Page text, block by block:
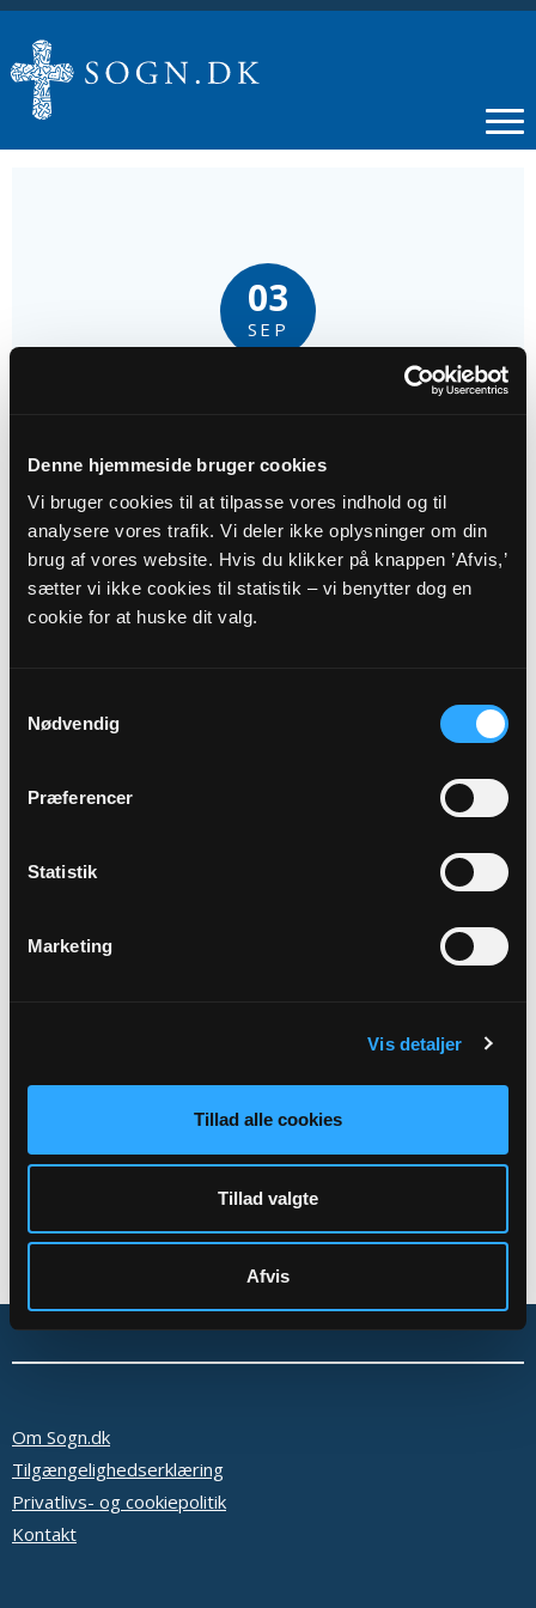
Denne hjemmeside bruger cookies
Vi bruger cookies til at tilpasse vores indhold og til
analysere vores trafik. Vi deler ikke oplysninger om din
brug af vores website. Hvis du klikker på knappen ’Afvis,’
sætter vi ikke cookies til statistik – vi benytter dog en
cookie for at huske dit valg.
Nødvendig
Præferencer
Statistik
Marketing
Vis detaljer
Tillad alle cookies
Tillad valgte
Afvis
03
SEP
Tidspunkt
kl. 10:00
Adresse
Helsinge Kirke,
Kirkegade 5,
Kom i godt humør - få en god start på dagen med sang fra
Højskolesangbogen! I lidt over en halv times boltrer vi os i
og organist Mirjam Lumholdt sidder ved det skønne flygel i
Link
https://www.helsingevalbykirker.dk/b/hojskolesang-
Tilbage
Om Sogn.dk
Tilgængelighedserklæring
Privatlivs- og cookiepolitik
Kontakt